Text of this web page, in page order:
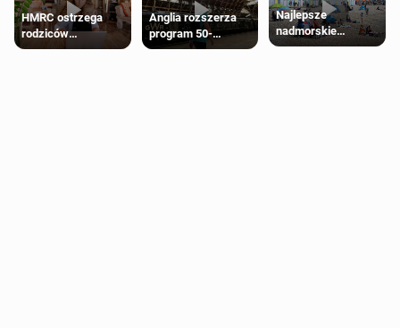
HMRC ostrzega
rodziców
pobierających Child
Anglia rozszerza
program 50-
procentowych
Najlepsze
nadmorskie
miasteczko blisko